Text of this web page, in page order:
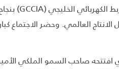
من مجمل الطلب العالمي للطاقة الكهربائية، وحوالي 21
صاحب السمو الملكي